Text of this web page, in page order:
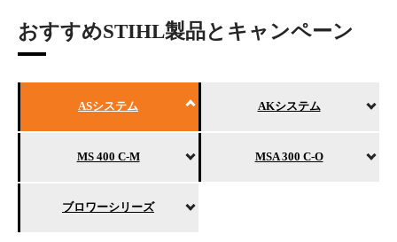
おすすめSTIHL製品とキャンペーン
ASシステム AKシステム
MS 400 C-M MSA 300 C-O
ブロワーシリーズ